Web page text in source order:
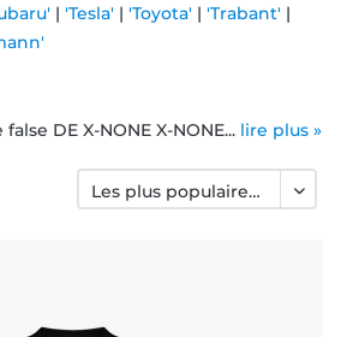
| 'Tesla' | 'Toyota' | 'Trabant' |
DE X-NONE X-NONE... lire plus »